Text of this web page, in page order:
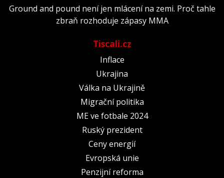
Ground and pound není jen mlácení na zemi. Proč tahle
zbraň rozhoduje zápasy MMA
Tiscali.cz
Inflace
Ukrajina
Válka na Ukrajině
Migrační politika
ME ve fotbale 2024
Ruský prezident
Ceny energií
Evropská unie
Penzijní reforma